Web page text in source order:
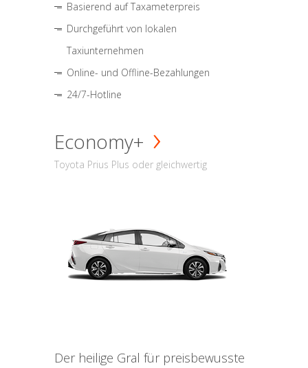
Basierend auf Taxameterpreis
Durchgeführt von lokalen
Taxiunternehmen
Online- und Offline-Bezahlungen
24/7-Hotline
Economy+
Toyota Prius Plus oder gleichwertig
Der heilige Gral für preisbewusste